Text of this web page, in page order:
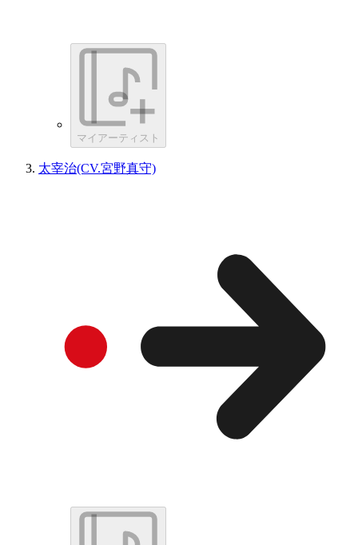
マイアーティスト
太宰治(CV.宮野真守)